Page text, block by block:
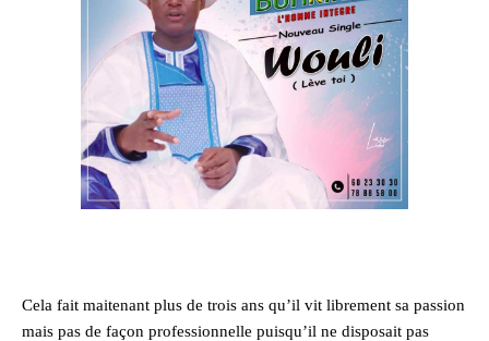
Cela fait maitenant plus de trois ans qu’il vit librement sa passion
mais pas de façon professionnelle puisqu’il ne disposait pas